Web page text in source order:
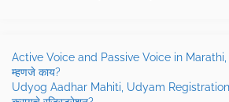
Active Voice and Passive Voice in Marathi,
म्हणजे काय?
Udyog Aadhar Mahiti, Udyam Registration